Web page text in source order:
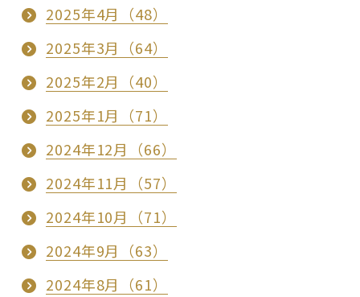
2025年4月（48）
2025年3月（64）
2025年2月（40）
2025年1月（71）
2024年12月（66）
2024年11月（57）
2024年10月（71）
2024年9月（63）
2024年8月（61）